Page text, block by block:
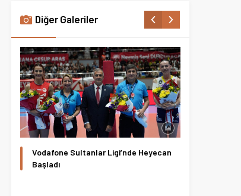
Diğer Galeriler
Vodafone Sultanlar Ligi’nde Heyecan
Başladı